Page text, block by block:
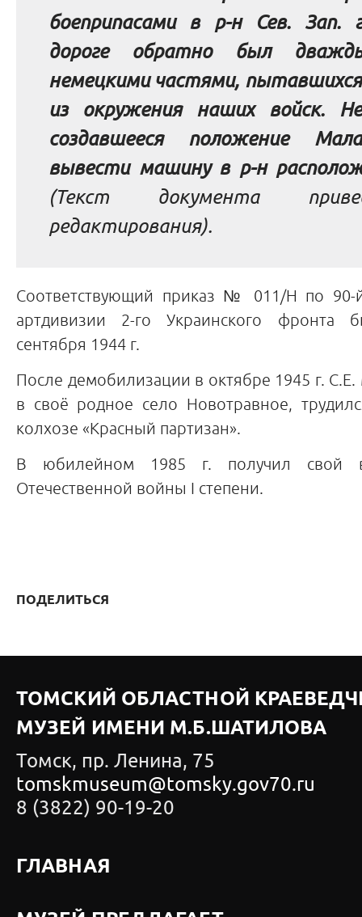
боеприпасами в р-н Сев. Зап.
дороге обратно был
немецкими частями,
из окружения наших войск.
создавшееся положение
вывести машину в р-н
(Текст документа
редактирования).
Соответствующий приказ № 011/Н по 90-
артдивизии 2-го Украинского фронта
сентября 1944 г.
После демобилизации в октябре 1945 г.
в своё родное село Новотравное,
колхозе «Красный партизан».
В юбилейном 1985 г. получил свой
Отечественной войны I степени.
ПОДЕЛИТЬСЯ
ТОМСКИЙ ОБЛАСТНОЙ
МУЗЕЙ ИМЕНИ М.Б.ШАТИЛОВА
Томск, пр. Ленина, 75
tomskmuseum@tomsky.gov70.ru
8 (3822) 90-19-20
ГЛАВНАЯ